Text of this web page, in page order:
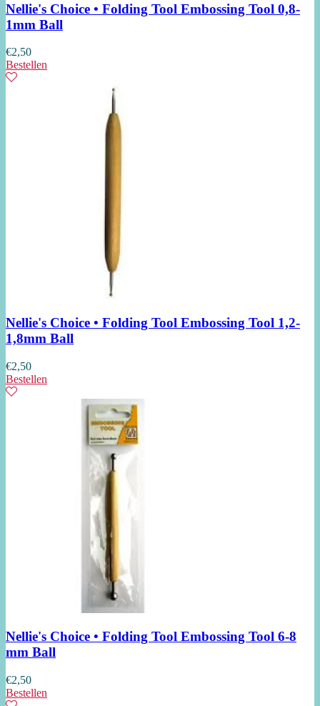
Nellie's Choice • Folding Tool Embossing Tool 0,8-
1mm Ball
€2,50
Bestellen
Nellie's Choice • Folding Tool Embossing Tool 1,2-
1,8mm Ball
€2,50
Bestellen
Nellie's Choice • Folding Tool Embossing Tool 6-8
mm Ball
€2,50
Bestellen